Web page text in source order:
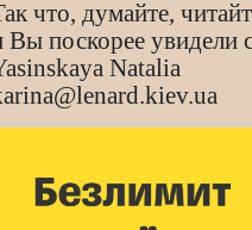
что, думайте,
Вы поскорее увидели
Natalia